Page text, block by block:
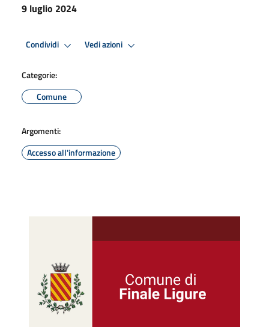
9 luglio 2024
Condividi Vedi azioni
Categorie:
Comune
Argomenti:
Accesso all'informazione